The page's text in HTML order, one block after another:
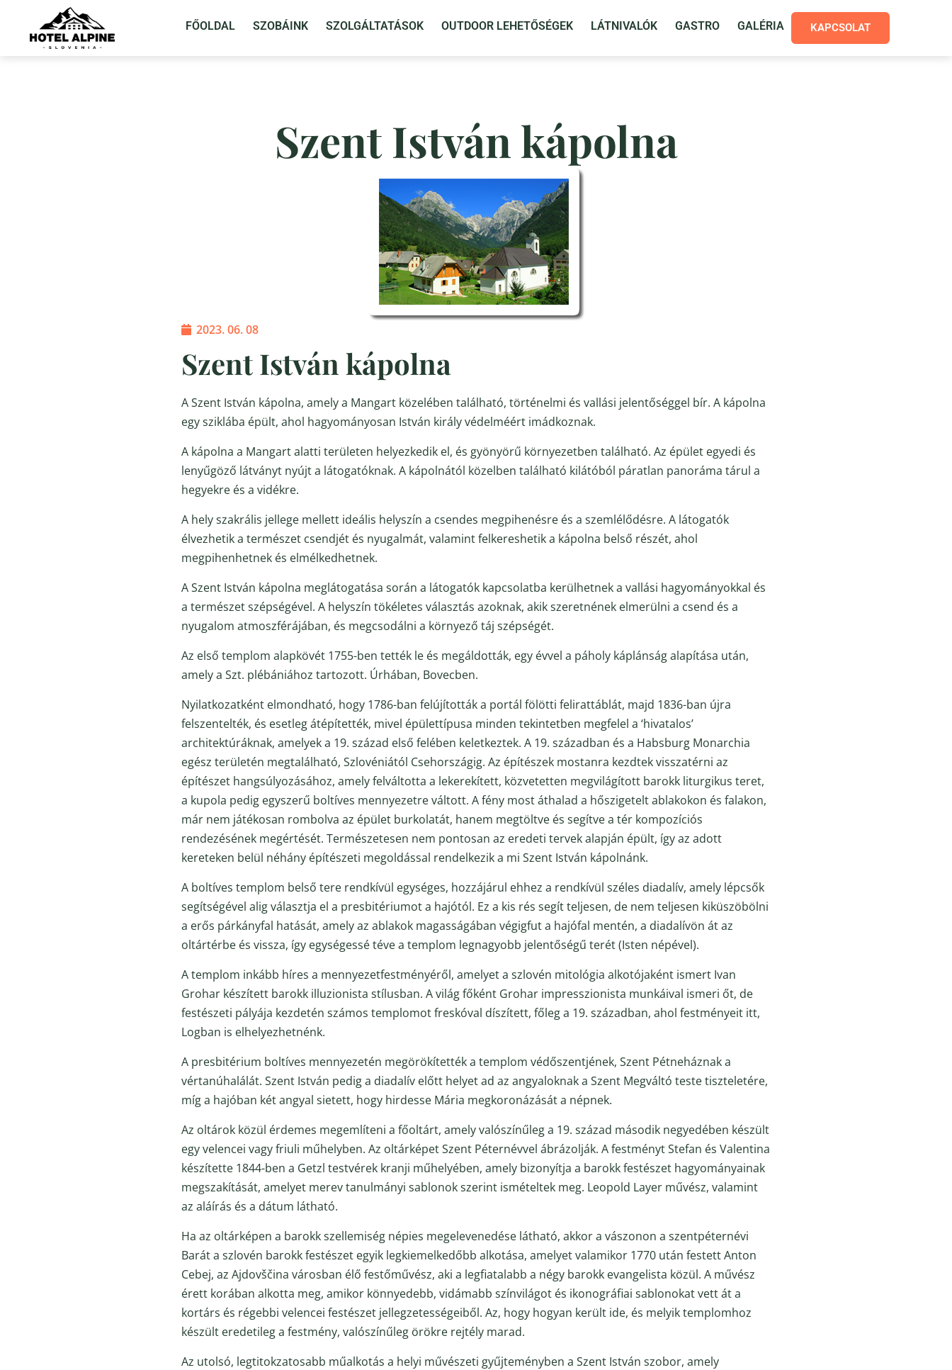
FŐOLDAL SZOBÁINK SZOLGÁLTATÁSOK OUTDOOR LEHETŐSÉGEK LÁTNIVALÓK GASTRO GALÉRIA KAPCSOLAT
Szent István kápolna
2023. 06. 08
Szent István kápolna
A Szent István kápolna, amely a Mangart közelében található, történelmi és vallási jelentőséggel bír. A kápolna
egy sziklába épült, ahol hagyományosan István király védelméért imádkoznak.
A kápolna a Mangart alatti területen helyezkedik el, és gyönyörű környezetben található. Az épület egyedi és
lenyűgöző látványt nyújt a látogatóknak. A kápolnától közelben található kilátóból páratlan panoráma tárul a
hegyekre és a vidékre.
A hely szakrális jellege mellett ideális helyszín a csendes megpihenésre és a szemlélődésre. A látogatók
élvezhetik a természet csendjét és nyugalmát, valamint felkereshetik a kápolna belső részét, ahol
megpihenhetnek és elmélkedhetnek.
A Szent István kápolna meglátogatása során a látogatók kapcsolatba kerülhetnek a vallási hagyományokkal és
a természet szépségével. A helyszín tökéletes választás azoknak, akik szeretnének elmerülni a csend és a
nyugalom atmoszférájában, és megcsodálni a környező táj szépségét.
Az első templom alapkövét 1755-ben tették le és megáldották, egy évvel a páholy káplánság alapítása után,
amely a Szt. plébániához tartozott. Úrhában, Bovecben.
Nyilatkozatként elmondható, hogy 1786-ban felújították a portál fölötti felirattáblát, majd 1836-ban újra
felszentelték, és esetleg átépítették, mivel épülettípusa minden tekintetben megfelel a ‘hivatalos’
architektúráknak, amelyek a 19. század első felében keletkeztek. A 19. században és a Habsburg Monarchia
egész területén megtalálható, Szlovéniától Csehországig. Az építészek mostanra kezdtek visszatérni az
építészet hangsúlyozásához, amely felváltotta a lekerekített, közvetetten megvilágított barokk liturgikus teret,
a kupola pedig egyszerű boltíves mennyezetre váltott. A fény most áthalad a hőszigetelt ablakokon és falakon,
már nem játékosan rombolva az épület burkolatát, hanem megtöltve és segítve a tér kompozíciós
rendezésének megértését. Természetesen nem pontosan az eredeti tervek alapján épült, így az adott
kereteken belül néhány építészeti megoldással rendelkezik a mi Szent István kápolnánk.
A boltíves templom belső tere rendkívül egységes, hozzájárul ehhez a rendkívül széles diadalív, amely lépcsők
segítségével alig választja el a presbitériumot a hajótól. Ez a kis rés segít teljesen, de nem teljesen kiküszöbölni
a erős párkányfal hatását, amely az ablakok magasságában végigfut a hajófal mentén, a diadalívön át az
oltártérbe és vissza, így egységessé téve a templom legnagyobb jelentőségű terét (Isten népével).
A templom inkább híres a mennyezetfestményéről, amelyet a szlovén mitológia alkotójaként ismert Ivan
Grohar készített barokk illuzionista stílusban. A világ főként Grohar impresszionista munkáival ismeri őt, de
festészeti pályája kezdetén számos templomot freskóval díszített, főleg a 19. században, ahol festményeit itt,
Logban is elhelyezhetnénk.
A presbitérium boltíves mennyezetén megörökítették a templom védőszentjének, Szent Pétneháznak a
vértanúhalálát. Szent István pedig a diadalív előtt helyet ad az angyaloknak a Szent Megváltó teste tiszteletére,
míg a hajóban két angyal sietett, hogy hirdesse Mária megkoronázását a népnek.
Az oltárok közül érdemes megemlíteni a főoltárt, amely valószínűleg a 19. század második negyedében készült
egy velencei vagy friuli műhelyben. Az oltárképet Szent Péternévvel ábrázolják. A festményt Stefan és Valentina
készítette 1844-ben a Getzl testvérek kranji műhelyében, amely bizonyítja a barokk festészet hagyományainak
megszakítását, amelyet merev tanulmányi sablonok szerint ismételtek meg. Leopold Layer művész, valamint
az aláírás és a dátum látható.
Ha az oltárképen a barokk szellemiség népies megelevenedése látható, akkor a vászonon a szentpéternévi
Barát a szlovén barokk festészet egyik legkiemelkedőbb alkotása, amelyet valamikor 1770 után festett Anton
Cebej, az Ajdovščina városban élő festőművész, aki a legfiatalabb a négy barokk evangelista közül. A művész
érett korában alkotta meg, amikor könnyedebb, vidámabb színvilágot és ikonográfiai sablonokat vett át a
kortárs és régebbi velencei festészet jellegzetességeiből. Az, hogy hogyan került ide, és melyik templomhoz
készült eredetileg a festmény, valószínűleg örökre rejtély marad.
Az utolsó, legtitokzatosabb műalkotás a helyi művészeti gyűjteményben a Szent István szobor, amely